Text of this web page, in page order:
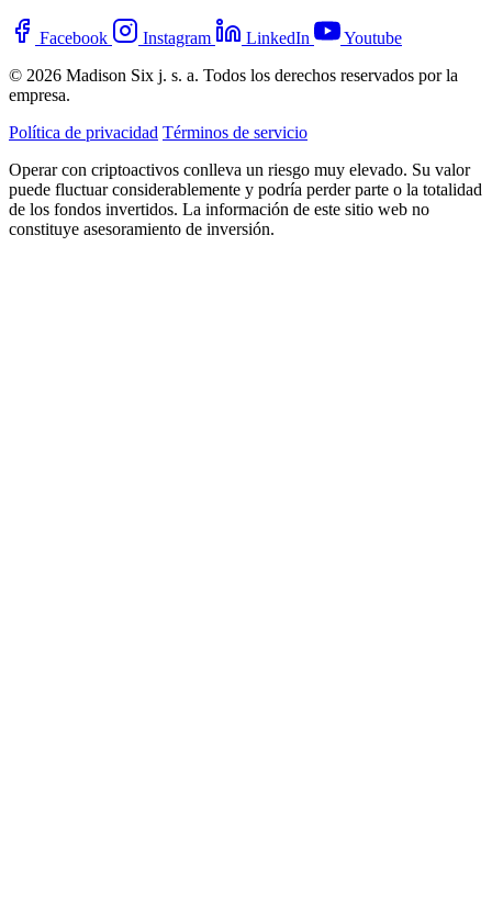
Facebook Instagram LinkedIn
Youtube
© 2026 Madison Six j. s. a. Todos los derechos reservados por la
empresa.
Política de privacidad Términos de servicio
Operar con criptoactivos conlleva un riesgo muy elevado. Su valor
puede fluctuar considerablemente y podría perder parte o la totalidad
de los fondos invertidos. La información de este sitio web no
constituye asesoramiento de inversión.